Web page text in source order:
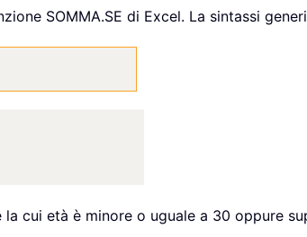
SOMMA.SE di Excel. La sintassi
cui età è minore o uguale a 30 oppure